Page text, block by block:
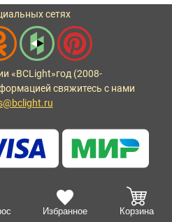
Избранное Корзина
сетях
«BCLight»год (2008-
свяжитесь с нами